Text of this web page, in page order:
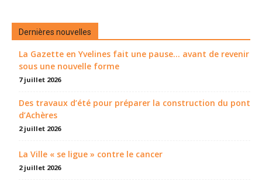
Dernières nouvelles
La Gazette en Yvelines fait une pause... avant de revenir
sous une nouvelle forme
7 juillet 2026
Des travaux d’été pour préparer la construction du pont
d’Achères
2 juillet 2026
La Ville « se ligue » contre le cancer
2 juillet 2026